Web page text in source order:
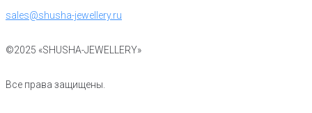
sales@shusha-jewellery.ru
©2025 «SHUSHA-JEWELLERY»
Все права защищены.